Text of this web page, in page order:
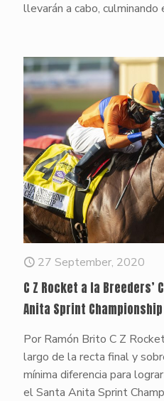
llevarán a cabo, culminando
27 September, 2020
C Z Rocket a la Breeders’
Anita Sprint Championship
Por Ramón Brito C Z
largo de la recta final y
mínima diferencia para
el Santa Anita Sprint